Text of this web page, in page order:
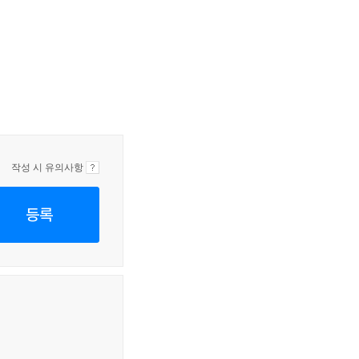
작성 시 유의사항
등록